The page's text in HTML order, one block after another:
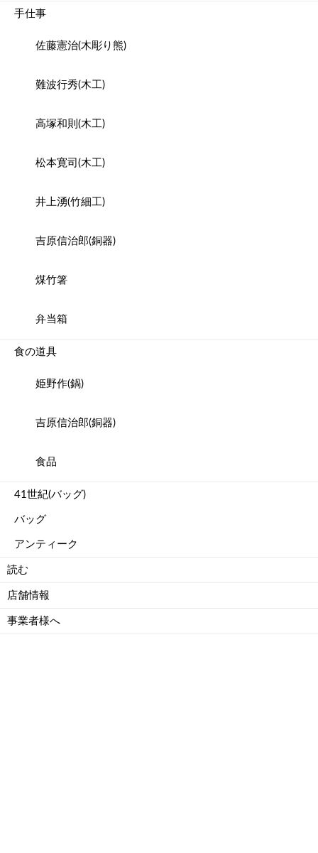
手仕事
佐藤憲治(木彫り熊)
難波行秀(木工)
高塚和則(木工)
松本寛司(木工)
井上湧(竹細工)
吉原信治郎(銅器)
煤竹箸
弁当箱
食の道具
姫野作(鍋)
吉原信治郎(銅器)
食品
41世紀(バッグ)
バッグ
アンティーク
読む
店舗情報
事業者様へ